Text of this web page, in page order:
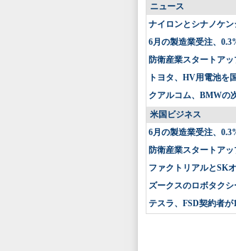
ニュース
ナイロンとシナノケ
6月の製造業受注、
防衛産業スタートア
トヨタ、HV用電池を
クアルコム、BMWの
米国ビジネス
6月の製造業受注、
防衛産業スタートア
ファクトリアルとSK
ズークスのロボタク
テスラ、FSD契約者